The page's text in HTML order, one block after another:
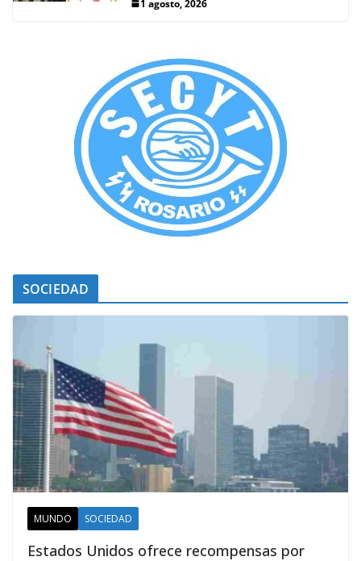
1 agosto, 2026
SOCIEDAD
MUNDO SOCIEDAD
Estados Unidos ofrece recompensas por